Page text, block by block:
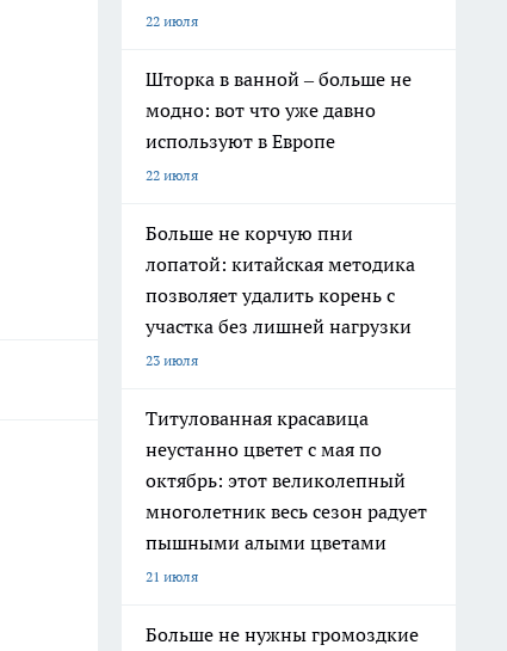
22 июля
Шторка в ванной – больше не
модно: вот что уже давно
используют в Европе
22 июля
Больше не корчую пни
лопатой: китайская методика
позволяет удалить корень с
участка без лишней нагрузки
23 июля
Титулованная красавица
неустанно цветет с мая по
октябрь: этот великолепный
многолетник весь сезон радует
пышными алыми цветами
21 июля
Больше не нужны громоздкие